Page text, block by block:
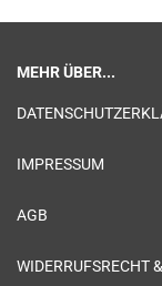
MEHR ÜBER...
IMPRESSUM
AGB
WIDERRUFSRECHT